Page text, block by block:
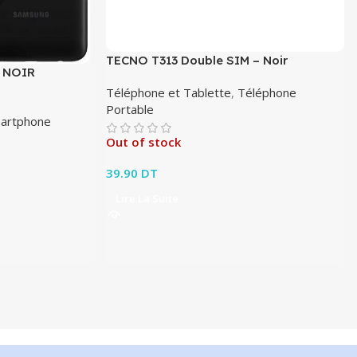
NOIR
TECNO T313 Double SIM – Noir
Téléphone et Tablette, Téléphone
Portable
Out of stock
39.90 DT